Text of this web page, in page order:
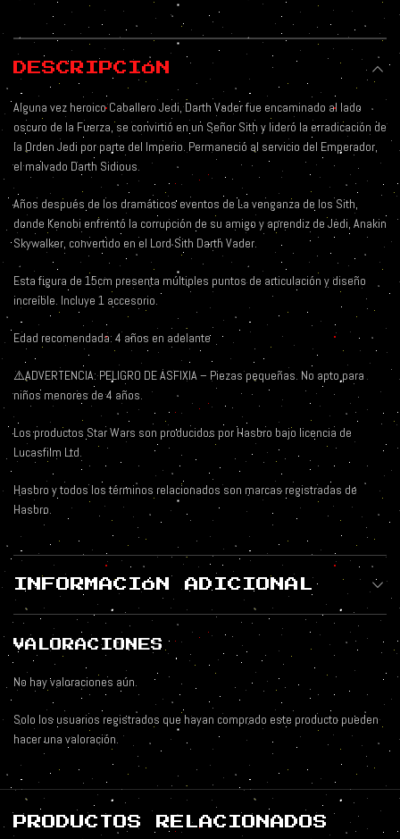
DESCRIPCIÓN
Alguna vez heroico Caballero Jedi, Darth Vader fue encaminado al lado
oscuro de la Fuerza, se convirtió en un Señor Sith y lideró la erradicación de
la Orden Jedi por parte del Imperio. Permaneció al servicio del Emperador,
el malvado Darth Sidious.
Años después de los dramáticos eventos de La venganza de los Sith,
donde Kenobi enfrentó la corrupción de su amigo y aprendiz de Jedi, Anakin
Skywalker, convertido en el Lord Sith Darth Vader.
Esta figura de 15cm presenta múltiples puntos de articulación y diseño
increíble. Incluye 1 accesorio.
Edad recomendada: 4 años en adelante
⚠️ADVERTENCIA: PELIGRO DE ASFIXIA – Piezas pequeñas. No apto para
niños menores de 4 años.
Los productos Star Wars son producidos por Hasbro bajo licencia de
Lucasfilm Ltd.
Hasbro y todos los términos relacionados son marcas registradas de
Hasbro.
INFORMACIÓN ADICIONAL
VALORACIONES
No hay valoraciones aún.
Solo los usuarios registrados que hayan comprado este producto pueden
hacer una valoración.
PRODUCTOS RELACIONADOS